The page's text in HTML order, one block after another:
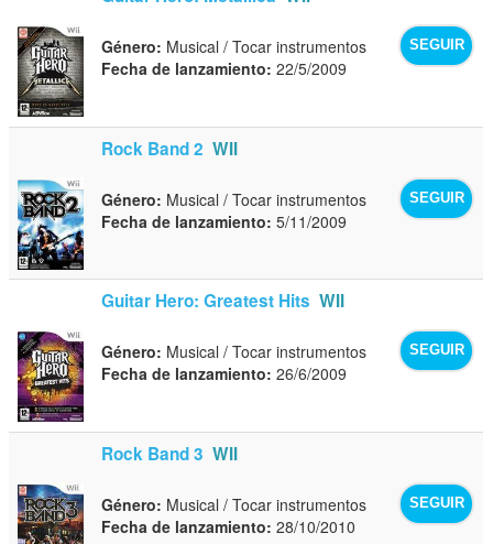
SEGUIR
Género: Musical / Tocar instrumentos
Fecha de lanzamiento: 22/5/2009
Rock Band 2 WII
SEGUIR
Género: Musical / Tocar instrumentos
Fecha de lanzamiento: 5/11/2009
Guitar Hero: Greatest Hits WII
SEGUIR
Género: Musical / Tocar instrumentos
Fecha de lanzamiento: 26/6/2009
Rock Band 3 WII
SEGUIR
Género: Musical / Tocar instrumentos
Fecha de lanzamiento: 28/10/2010